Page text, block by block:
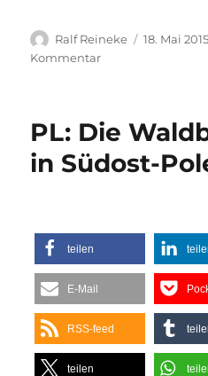
Autor
Ralf Reineke 18. Mai 2015
Kommentarzu
polnischen
Gryfice
–
Niechorze
–
Pogorzelica
PL: Die
in Südost-
teilen
E-Mail
RSS-feed
teilen